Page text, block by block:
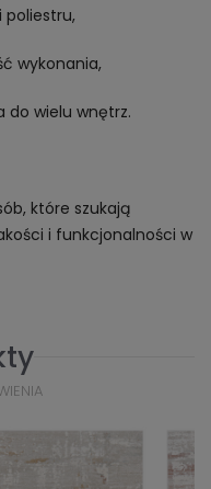
poliestru,
wykonania,
do wielu wnętrz.
które szukają
i funkcjonalności w